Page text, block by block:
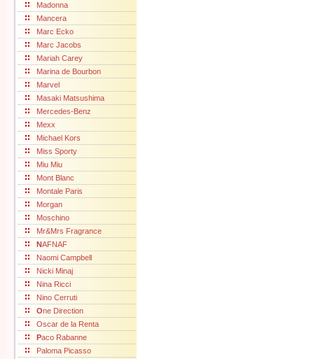
Madonna
Mancera
Marc Ecko
Marc Jacobs
Mariah Carey
Marina de Bourbon
Marvel
Masaki Matsushima
Mercedes-Benz
Mexx
Michael Kors
Miss Sporty
Miu Miu
Mont Blanc
Montale Paris
Morgan
Moschino
Mr&Mrs Fragrance
NAFNAF
Naomi Campbell
Nicki Minaj
Nina Ricci
Nino Cerruti
One Direction
Oscar de la Renta
Paco Rabanne
Paloma Picasso